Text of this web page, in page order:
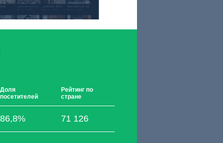
Доля
посетителей
Рейтинг по
стране
86,8% 71 126